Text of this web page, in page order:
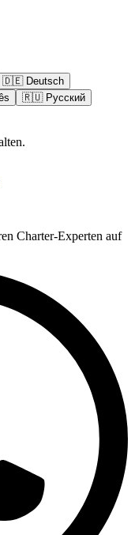
🇩🇪 Deutsch
🇷🇺 Русский
.
Charter-Experten auf